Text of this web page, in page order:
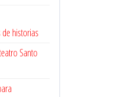
de historias
Santo